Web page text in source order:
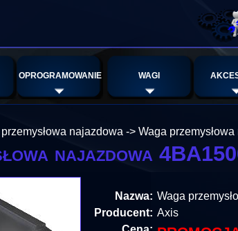
OPROGRAMOWANIE WAGI
najazdowa -> Waga
najazdowa
Nazwa: Waga
Producent: Axis